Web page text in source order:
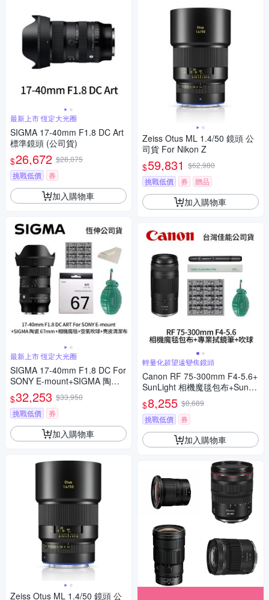
最新上市 恆定大光圈
SIGMA 17-40mm F1.8 DC Art
標準鏡頭 (公司貨)
$26,672 $28,075
挑戰低價
券
加入購物車
最新上市 恆定大光圈
SIGMA 17-40mm F1.8 DC For
SONY E-mount+SIGMA 陶瓷 6
7mm保護鏡+相機魔毯+BW-13
0吹球+3030麂皮清潔布 (公司
貨)
$32,253 $33,950
挑戰低價
券
加入購物車
Zeiss Otus ML 1.4/50 鏡頭 公
Zeiss Otus ML 1.4/50 鏡頭 公
司貨 For Nikon Z
$59,831 $62,980
挑戰低價
券 贈品
加入購物車
輕量化超望遠變焦鏡頭
Canon RF 75-300mm F4-5.6+
SunLight 相機魔毯包布+SunLi
ght 專業拭鏡筆+BW-130吹球
(公司貨)
$8,255 $8,689
挑戰低價
券
加入購物車